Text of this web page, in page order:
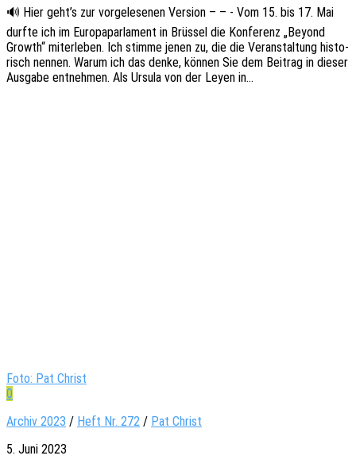
🔊 Hier geht’s zur vorge­le­se­nen Versi­on – – - Vom 15. bis 17. Mai
durfte ich im Euro­pa­par­la­ment in Brüs­sel die Konfe­renz „Beyond
Growth“ miter­le­ben. Ich stimme jenen zu, die die Veran­stal­tung histo­
risch nennen. Warum ich das denke, können Sie dem Beitrag in dieser
Ausga­be entneh­men. Als Ursula von der Leyen in…
Foto: Pat Christ
0
Archiv 2023 / Heft Nr. 272 / Pat Christ
5. Juni 2023